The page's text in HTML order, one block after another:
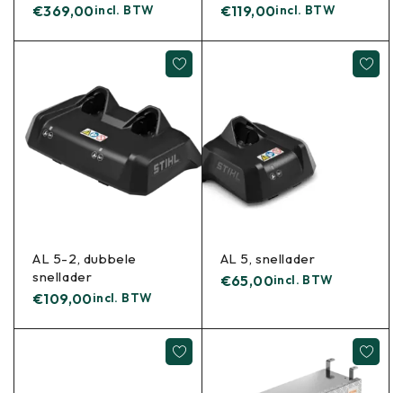
€369,00incl. BTW €119,00incl. BTW
AL 5-2, dubbele
snellader
€109,00incl. BTW
AL 5, snellader
€65,00incl. BTW